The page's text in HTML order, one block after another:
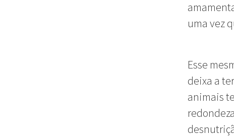
uma vez
Esse
deixa a
animais